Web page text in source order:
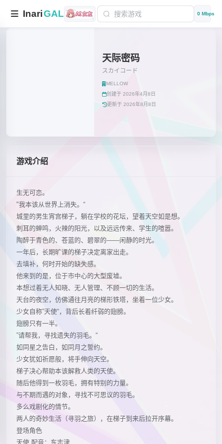
InariGAL 0 Mbps
天际密码
スカイコード
MELLOW
创建于 2026年4月8日
更新于 2026年8月8日
游戏介绍
生无可恋。
"我本该从世界上消失。“
城里的男生宵宫梯子，躺在学校的花坛，望着天空如是想。
刺耳的蝉鸣，火辣的阳光，以及远远传来、学生的喧嚣。
陶醉于青色的、苍蓝的、碧翠的——闲静的时光。
一年后，长期旷课的梯子决定离家出走。
去填补，何时开始的缺失感。
他来到的是，位于市中心的大型废墟。
本想过着无人知晓、无人管理、不顾一切的生活。
天台的夜空，仿佛通往月亮的梯形铁塔，坐着一位少女。
少女自称”天使“，背后长着纤弱的翅膀。
翅膀只有一半。
”请帮我，寻找遗失的羽毛。“
如同星之告白，如同月之誓约。
少女犹如祈愿般，将手伸向天空。
梯子决心帮助本该解救人类的天使。
随后他得到一枚羽毛，拥有特别的力量。
与不期而遇的对象，寻找不可思议的羽毛。
多么戏剧化的情节。
两人的奇妙生活（寻羽之旅），在梯子到来后拉开序幕。
登场角色
天使 配音：东志津